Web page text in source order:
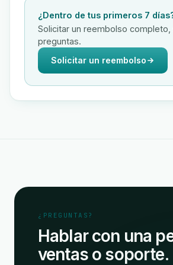
¿Dentro de tus primeros 7
Solicitar un reembolso completo,
preguntas.
Solicitar un reembolso
¿PREGUNTAS?
Hablar con una
ventas o soporte.